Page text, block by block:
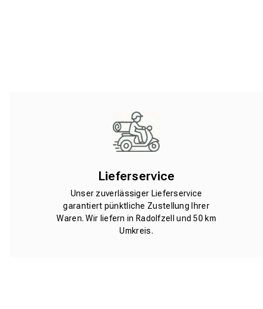
Lieferservice
Unser zuverlässiger Lieferservice
garantiert pünktliche Zustellung Ihrer
Waren. Wir liefern in Radolfzell und 50 km
Umkreis.